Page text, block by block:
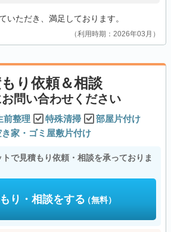
いただき、満足しております。
利用時期：2026年03月
もり依頼＆相談
問い合わせください
前整理 特殊清掃
部屋片付け
き家・ゴミ屋敷片付け
で見積もり依頼・相談を承っておりま
り・相談をする（無料）